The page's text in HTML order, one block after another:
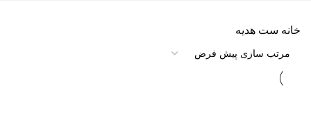
خانه ست هدیه